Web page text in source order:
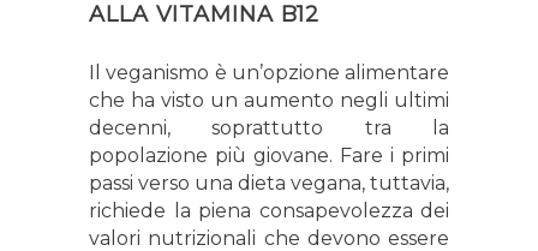
ALLA VITAMINA B12
Il veganismo è un’opzione alimentare
che ha visto un aumento negli ultimi
decenni, soprattutto tra la
popolazione più giovane. Fare i primi
passi verso una dieta vegana, tuttavia,
richiede la piena consapevolezza dei
valori nutrizionali che devono essere